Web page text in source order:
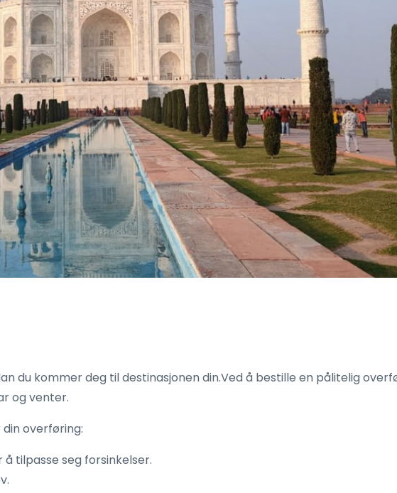
du kommer deg til destinasjonen din.Ved å bestille en pålitelig
og venter.
overføring:
tilpasse seg forsinkelser.